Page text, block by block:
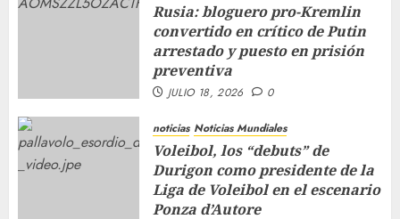
Rusia: bloguero pro-Kremlin
convertido en crítico de Putin
arrestado y puesto en prisión
preventiva
JULIO 18, 2026 0
noticias Noticias Mundiales
Voleibol, los “debuts” de
Durigon como presidente de la
Liga de Voleibol en el escenario
Ponza d’Autore